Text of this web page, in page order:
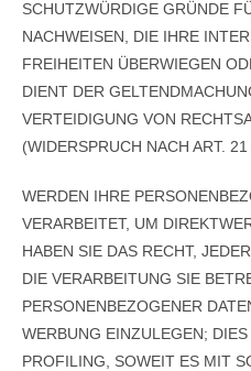
SCHUTZWÜRDIGE GRÜNDE
NACHWEISEN, DIE IHRE
FREIHEITEN ÜBERWIEGEN
DIENT DER
VERTEIDIGUNG VON
(WIDERSPRUCH NACH ART. 21
WERDEN IHRE
VERARBEITET, UM
HABEN SIE DAS RECHT,
DIE VERARBEITUNG SIE
PERSONENBEZOGENER
WERBUNG EINZULEGEN;
PROFILING, SOWEIT ES MIT